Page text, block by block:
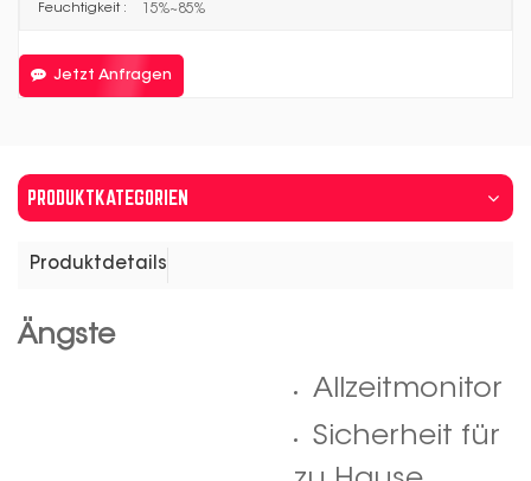
Feuchtigkeit : 15%~85%
Jetzt Anfragen
PRODUKTKATEGORIEN
Produktdetails
Ängste
Allzeitmonitor
Sicherheit für
zu Hause